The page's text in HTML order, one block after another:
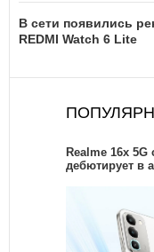
В сети появились
REDMI Watch 6 Lite
Realme 16x
дебютирует в